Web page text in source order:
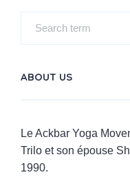
ABOUT US
Le Ackbar Yoga
Trilo et son épouse
1990.